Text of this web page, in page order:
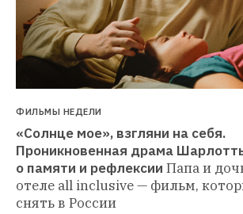
ФИЛЬМЫ НЕДЕЛИ
«Солнце мое», взгляни на себя.
Проникновенная драма
о памяти и рефлексии Папа и
отеле all inclusive — фильм,
снять в России